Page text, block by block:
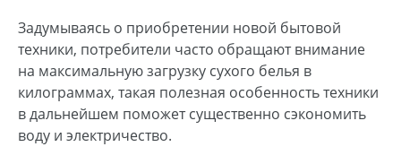
Задумываясь о приобретении новой бытовой
техники, потребители часто обращают внимание
на максимальную загрузку сухого белья в
килограммах, такая полезная особенность техники
в дальнейшем поможет существенно сэкономить
воду и электричество.